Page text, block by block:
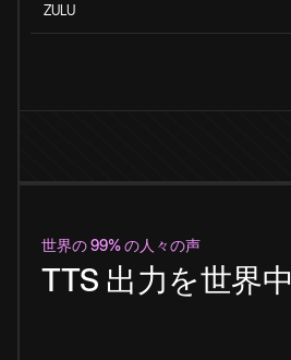
ZULU
世界の 99% の人々の声
TTS 出力を世界